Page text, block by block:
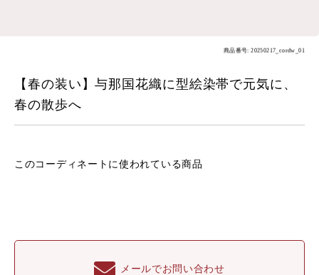
商品番号: 20250217_cordw_01
【春の装い】与那国花織に型絵染帯で元気に、
春の散歩へ
このコーディネートに使われている商品
メールでお問い合わせ